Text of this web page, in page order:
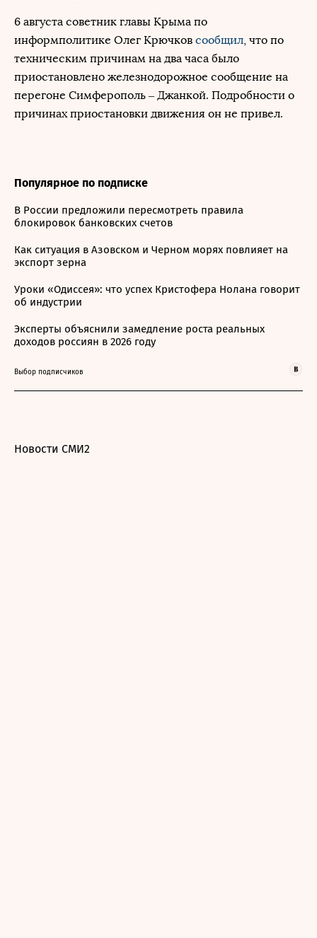
6 августа советник главы Крыма по
информполитике Олег Крючков сообщил, что по
техническим причинам на два часа было
приостановлено железнодорожное сообщение на
перегоне Симферополь – Джанкой. Подробности о
причинах приостановки движения он не привел.
Популярное по подписке
В России предложили пересмотреть правила
блокировок банковских счетов
Как ситуация в Азовском и Черном морях повлияет на
экспорт зерна
Уроки «Одиссея»: что успех Кристофера Нолана говорит
об индустрии
Эксперты объяснили замедление роста реальных
доходов россиян в 2026 году
Выбор подписчиков
Новости СМИ2